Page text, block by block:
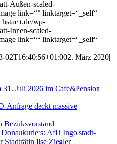
Außen-scaled-
link=““ linktarget=“_self“
wp-
Innen-scaled-
link=““ linktarget=“_self“
02T16:40:56+01:002. März 2020|